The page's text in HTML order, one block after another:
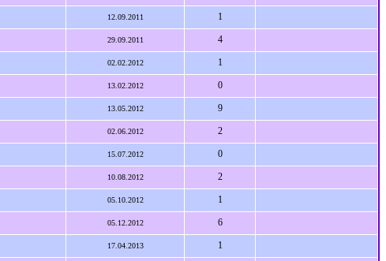
12.09.2011 1
29.09.2011 4
02.02.2012 1
13.02.2012 0
13.05.2012 9
02.06.2012 2
15.07.2012 0
10.08.2012 2
05.10.2012 1
05.12.2012 6
17.04.2013 1